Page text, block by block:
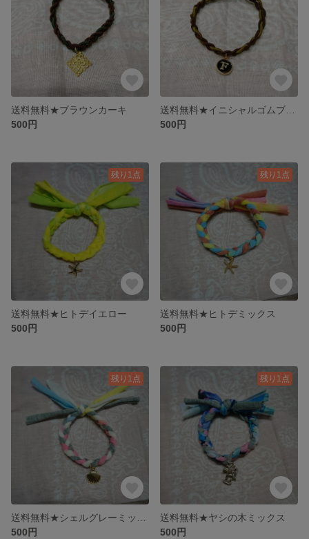
送料無料★ブラウンカーキ
500円
500円
残り1点
送料無料★ヒトデイエロー
500円
残り1点
送料無料★ヒトデミックス
500円
残り1点
500円
残り1点
送料無料★ヤシの木ミックス
500円